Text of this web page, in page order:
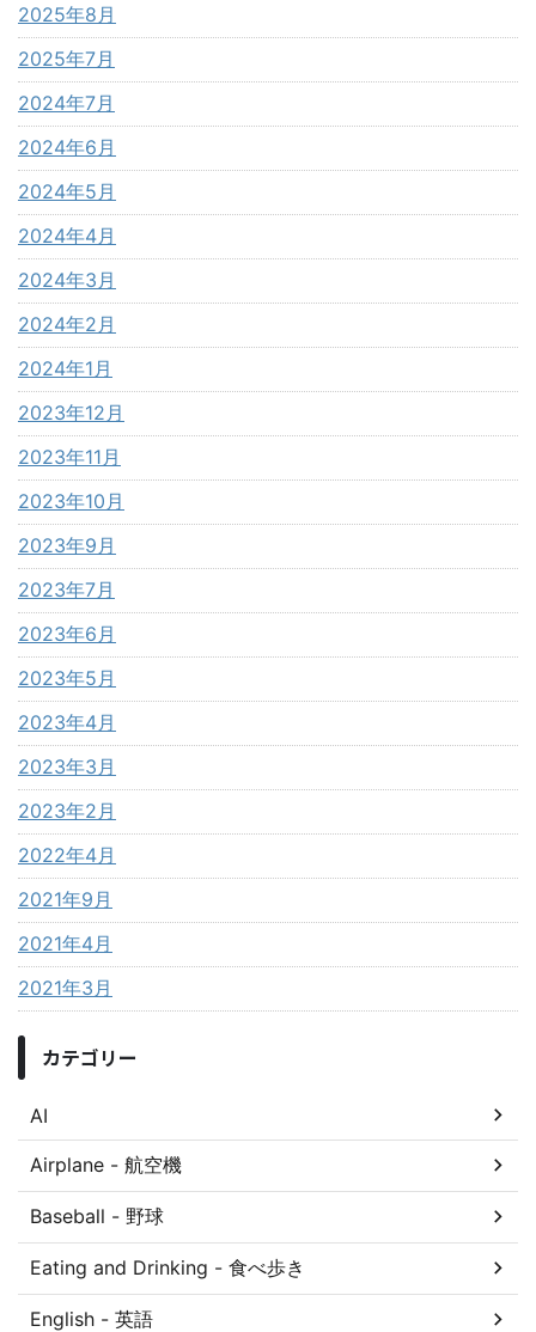
2025年8月
2025年7月
2024年7月
2024年6月
2024年5月
2024年4月
2024年3月
2024年2月
2024年1月
2023年12月
2023年11月
2023年10月
2023年9月
2023年7月
2023年6月
2023年5月
2023年4月
2023年3月
2023年2月
2022年4月
2021年9月
2021年4月
2021年3月
カテゴリー
AI
Airplane - 航空機
Baseball - 野球
Eating and Drinking - 食べ歩き
English - 英語